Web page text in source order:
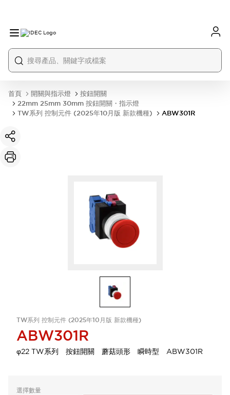
首頁 開關與指示燈
按鈕開關
22mm 25mm 30mm 按鈕開關・指示燈
TW系列 控制元件 (2025年10月版 新款機種)
ABW301R
TW系列 控制元件 (2025年10月版 新款機種)
ABW301R
φ22 TW系列 按鈕開關 蘑菇頭形 瞬時型 ABW301R
選擇數量